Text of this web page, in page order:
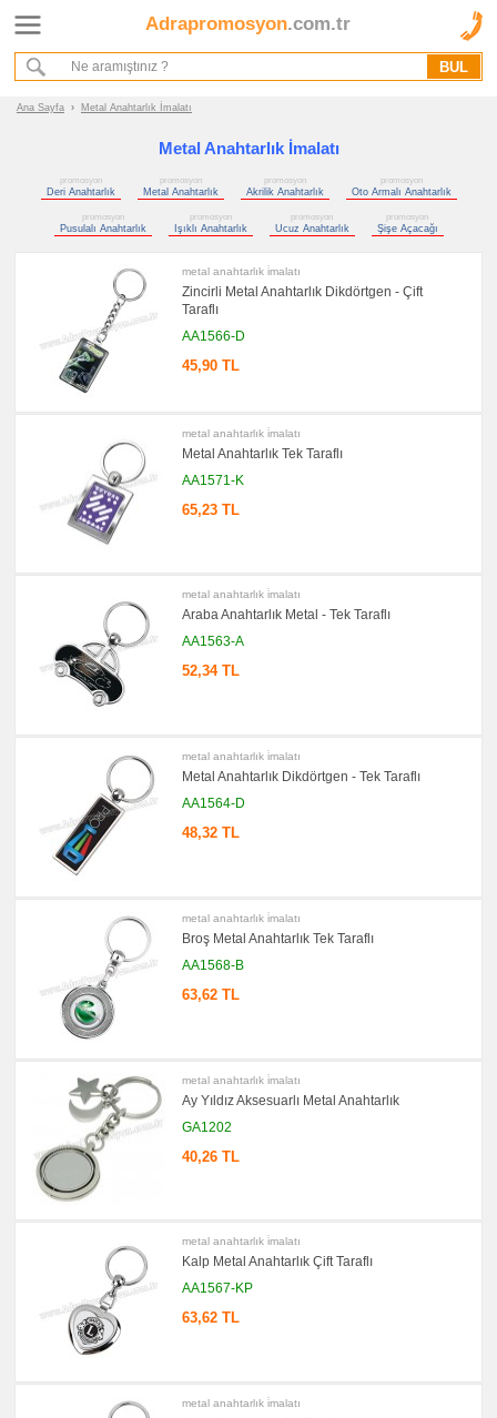
Adrapromosyon.com.tr
Ana Sayfa › Metal Anahtarlık İmalatı
Metal Anahtarlık İmalatı
promosyon
Deri Anahtarlık
promosyon
Metal Anahtarlık
promosyon
Akrilik Anahtarlık
promosyon
Oto Armalı Anahtarlık
promosyon
Pusulalı Anahtarlık
promosyon
Işıklı Anahtarlık
promosyon
Ucuz Anahtarlık
promosyon
Şişe Açacağı
metal anahtarlık i̇malatı
Zincirli Metal Anahtarlık Dikdörtgen - Çift
Taraflı
AA1566-D
45,90 TL
metal anahtarlık i̇malatı
Metal Anahtarlık Tek Taraflı
AA1571-K
65,23 TL
metal anahtarlık i̇malatı
Araba Anahtarlık Metal - Tek Taraflı
AA1563-A
52,34 TL
metal anahtarlık i̇malatı
Metal Anahtarlık Dikdörtgen - Tek Taraflı
AA1564-D
48,32 TL
metal anahtarlık i̇malatı
Broş Metal Anahtarlık Tek Taraflı
AA1568-B
63,62 TL
metal anahtarlık i̇malatı
Ay Yıldız Aksesuarlı Metal Anahtarlık
GA1202
40,26 TL
metal anahtarlık i̇malatı
Kalp Metal Anahtarlık Çift Taraflı
AA1567-KP
63,62 TL
metal anahtarlık i̇malatı
Ana Sayfa
Hakkımızda
Kurumsal Hizmet Akışımız
Promosyon
Ürünleri
Anahtarlık
promosyon
Anahtarlık
promosyon
Metal
Anahtarlık
promosyon
Armalı
Anahtarlık
promosyon
Pusulalı
Anahtarlık
Anahtarlık
promosyon
Ucuz
Anahtarlık
promosyon
Şişe
Açacağı
Ürünleri
promosyon
Ajanda
&
Organizer
Termos
promosyon
Geri
Dönüşümlü
Ürünler
Makinesi
promosyon
Makyaj
Aynası
&
Manikür
Seti
Mezura
promosyon
Çakı
&
El
Feneri